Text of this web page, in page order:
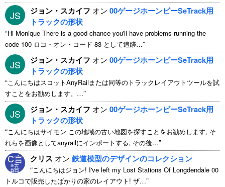
JS ジョン・スカイフ オン 00ゲージホーンビーSeTrack用
トラックの形状
“Hi Monique There is a good chance you'll have problems running the
code 100 ロコ・オン・コード 83 として追跡…”
JS ジョン・スカイフ オン 00ゲージホーンビーSeTrack用
トラックの形状
“こんにちはスコットAnyRailまたは同等のトラックレイアウトツールを試
すことをお勧めします。…”
JS ジョン・スカイフ オン 00ゲージホーンビーSeTrack用
トラックの形状
“こんにちはサイモン この地域の古い地図を探すことをお勧めします, そ
れらを画像としてanyrailにインポートする, その後…”
C言
語
クリス オン 鉄道模型のデザインのコレクション
“こんにちはジョン! I've left my Lost Stations Of Longdendale 00
トルコで販売したばかりの家のレイアウト! ザ…”